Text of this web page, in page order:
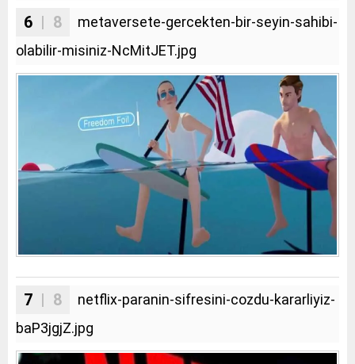
6 | 8
metaversete-gercekten-bir-seyin-sahibi-
olabilir-misiniz-NcMitJET.jpg
7 | 8
netflix-paranin-sifresini-cozdu-kararliyiz-
baP3jgjZ.jpg